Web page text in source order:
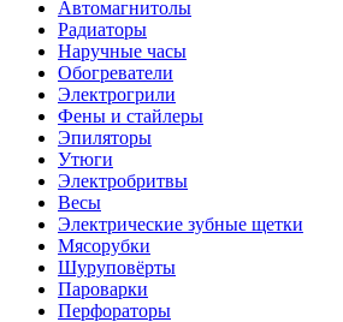
Автомагнитолы
Радиаторы
Наручные часы
Обогреватели
Электрогрили
Фены и стайлеры
Эпиляторы
Утюги
Электробритвы
Весы
Электрические зубные щетки
Мясорубки
Шуруповёрты
Пароварки
Перфораторы